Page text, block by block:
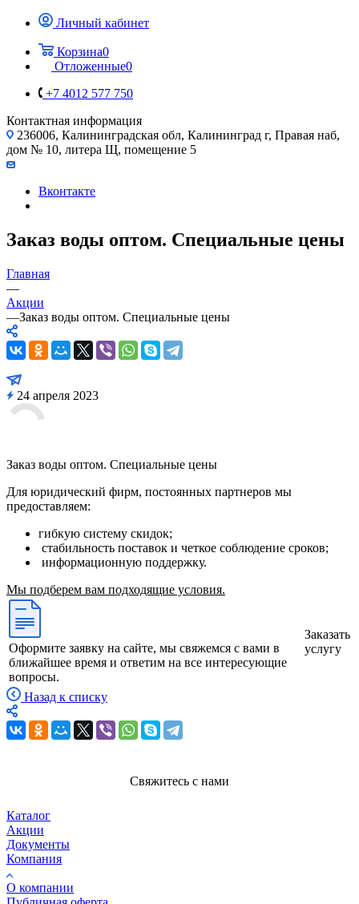
Личный кабинет
Корзина0
Отложенные0
+7 4012 577 750
Контактная информация
236006, Калининградская обл, Калининград г, Правая наб,
дом № 10, литера Щ, помещение 5
Вконтакте
Заказ воды оптом. Специальные цены
Главная
—
Акции
—Заказ воды оптом. Специальные цены
24 апреля 2023
Заказ воды оптом. Специальные цены
Для юридический фирм, постоянных партнеров мы
предоставляем:
гибкую систему скидок;
стабильность поставок и четкое соблюдение сроков;
информационную поддержку.
Мы подберем вам подходящие условия.
Оформите заявку на сайте, мы свяжемся с вами в
ближайшее время и ответим на все интересующие
вопросы.
Заказать
услугу
Назад к списку
Свяжитесь с нами
Каталог
Акции
Документы
Компания
О компании